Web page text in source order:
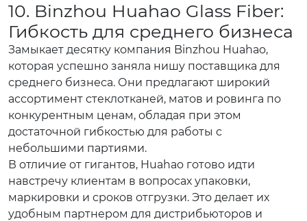
10. Binzhou Huahao Glass Fiber:
Гибкость для среднего бизнеса
Замыкает десятку компания Binzhou Huahao,
которая успешно заняла нишу поставщика для
среднего бизнеса. Они предлагают широкий
ассортимент стеклотканей, матов и ровинга по
конкурентным ценам, обладая при этом
достаточной гибкостью для работы с
небольшими партиями.
В отличие от гигантов, Huahao готово идти
навстречу клиентам в вопросах упаковки,
маркировки и сроков отгрузки. Это делает их
удобным партнером для дистрибьюторов и